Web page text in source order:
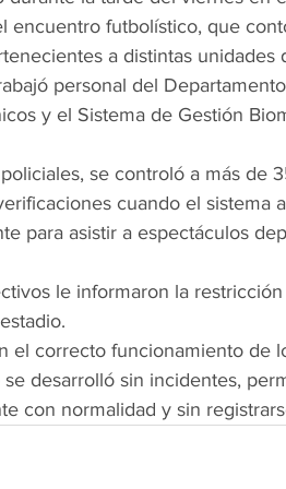
encuentro futbolístico, que
a distintas unidades
personal del
y el Sistema de Gestión
se controló a más de
cuando el sistema
para asistir a espectáculos
le informaron la
el correcto funcionamiento de
desarrolló sin incidentes,
con normalidad y sin